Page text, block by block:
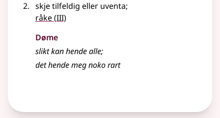
skje tilfeldig eller uventa;
råke(3
III)
Døme
slikt kan hende alle;
det hende meg noko rart